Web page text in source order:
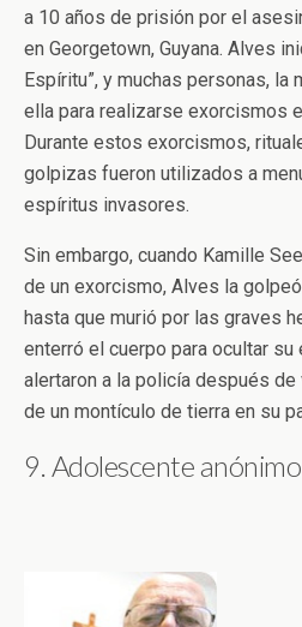
a 10 años de prisión por el
en Georgetown, Guyana. Alves
Espíritu”, y muchas personas, la
ella para realizarse exorcismos
Durante estos exorcismos,
golpizas fueron utilizados a
espíritus invasores.
Sin embargo, cuando Kamille
de un exorcismo, Alves la
hasta que murió por las graves
enterró el cuerpo para ocultar
alertaron a la policía después
de un montículo de tierra en su
9. Adolescente